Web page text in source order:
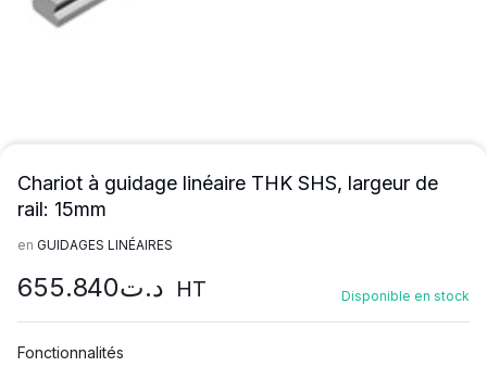
Chariot à guidage linéaire THK SHS, largeur de
rail: 15mm
en GUIDAGES LINÉAIRES
د.ت655.840 HT Disponible en stock
Fonctionnalités